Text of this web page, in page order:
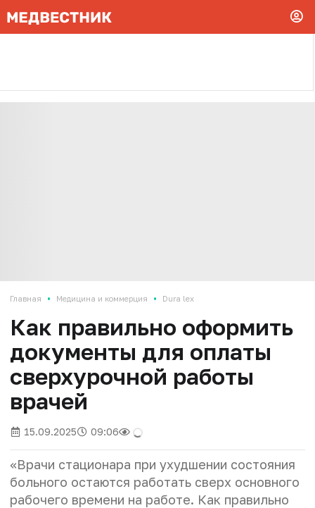
Главная • Медицина и коммерция • Dura lex
Как правильно оформить
документы для оплаты
сверхурочной работы
врачей
15.09.2025 09:06
«Врачи стационара при ухудшении состояния
больного остаются работать сверх основного
рабочего времени на работе. Как правильно